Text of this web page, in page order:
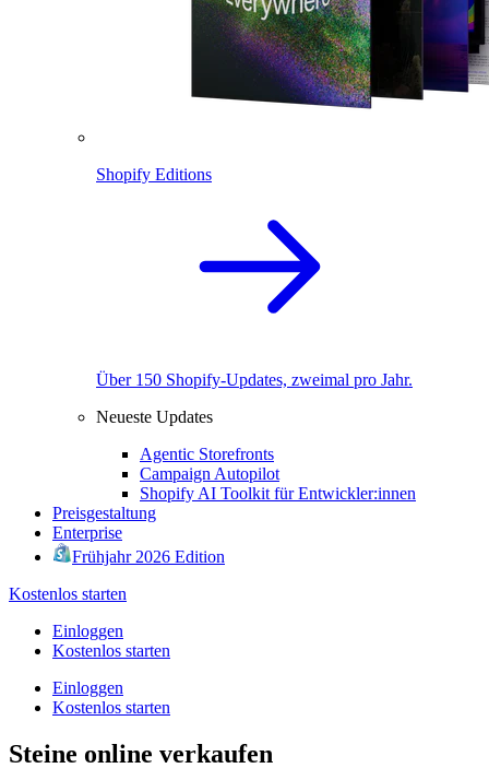
Shopify Editions
Über 150 Shopify-Updates, zweimal pro Jahr.
Neueste Updates
Agentic Storefronts
Campaign Autopilot
Shopify AI Toolkit für Entwickler:innen
Preisgestaltung
Enterprise
Frühjahr 2026 Edition
Kostenlos starten
Einloggen
Kostenlos starten
Einloggen
Kostenlos starten
Steine online verkaufen